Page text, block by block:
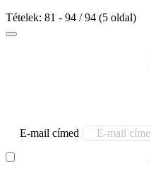
Tételek: 81 - 94 / 94 (5 oldal)
E-mail címed